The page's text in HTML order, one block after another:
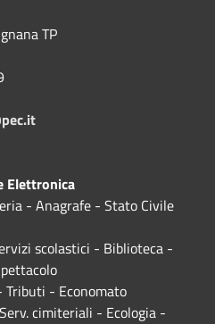
TP
Elettronica
- Anagrafe - Stato Civile
scolastici - Biblioteca -
- Economato
cimiteriali - Ecologia -